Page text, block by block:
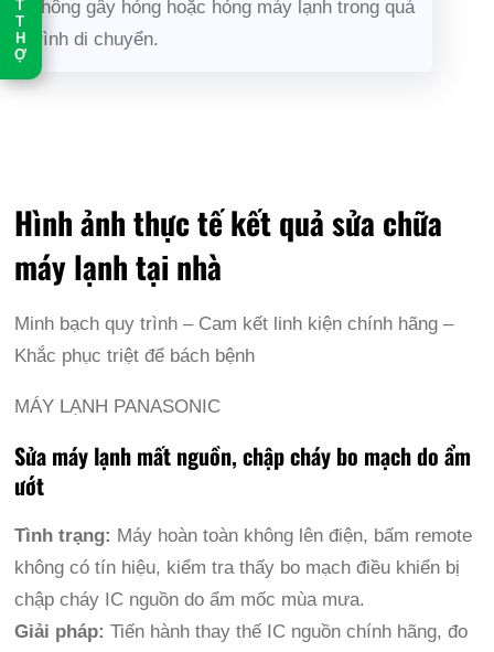
T
T
H
Ợ
không gây hỏng hoặc hỏng máy lạnh trong quá
trình di chuyển.
Hình ảnh thực tế kết quả sửa chữa
máy lạnh tại nhà
Minh bạch quy trình – Cam kết linh kiện chính hãng –
Khắc phục triệt để bách bệnh
MÁY LẠNH PANASONIC
Sửa máy lạnh mất nguồn, chập cháy bo mạch do ẩm
ướt
Tình trạng: Máy hoàn toàn không lên điện, bấm remote
không có tín hiệu, kiểm tra thấy bo mạch điều khiển bị
chập cháy IC nguồn do ẩm mốc mùa mưa.
Giải pháp: Tiến hành thay thế IC nguồn chính hãng, đo